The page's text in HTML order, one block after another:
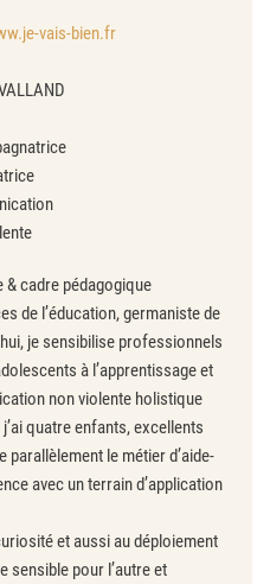
vais-bien.fr
& cadre pédagogique
de l’éducation, germaniste de
je sensibilise professionnels
à l’apprentissage et
non violente holistique
quatre enfants, excellents
parallèlement le métier d’aide-
avec un terrain d’application
et aussi au déploiement
sensible pour l’autre et